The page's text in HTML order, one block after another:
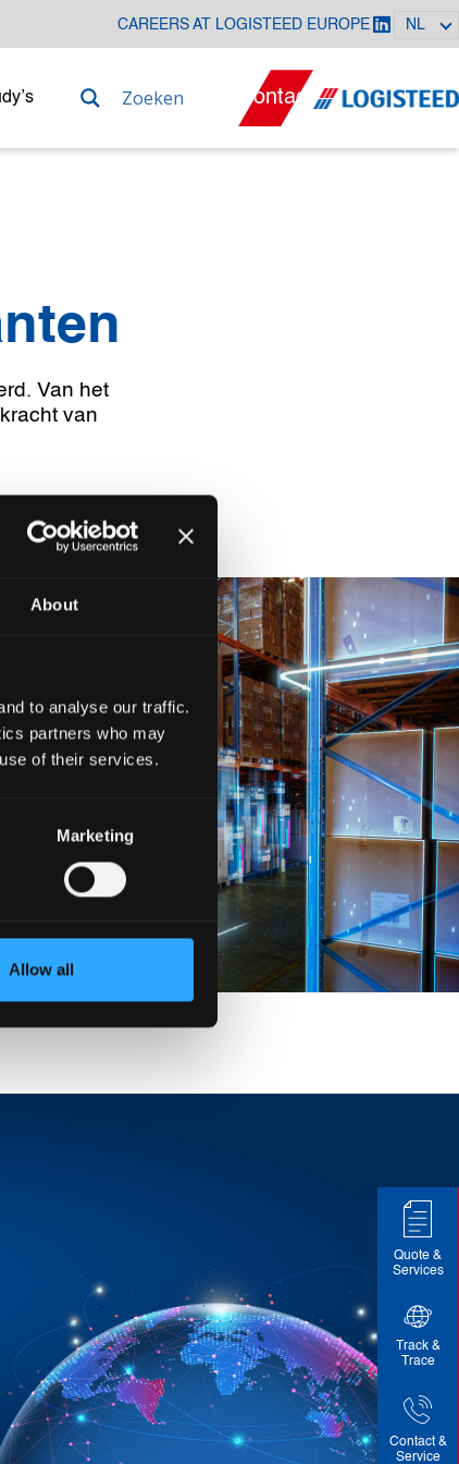
About
to analyse our traffic.
partners who may
of their services.
Marketing
Allow all
CAREERS AT LOGISTEED EUROPE NL
Contact
Van het
van
Quote &
Services
Track &
Trace
Contact &
Service